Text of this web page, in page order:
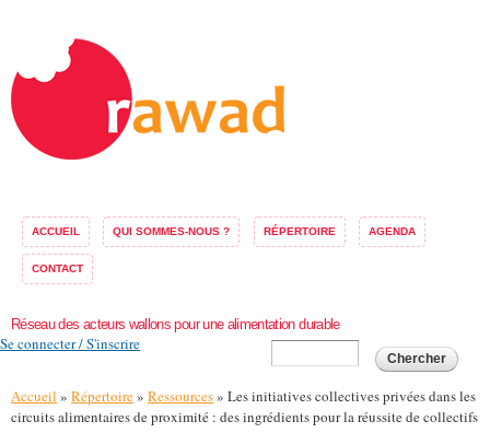
ACCUEIL QUI SOMMES-NOUS ? RÉPERTOIRE AGENDA
CONTACT
Réseau des acteurs wallons pour une alimentation durable
Formulaire de
recherche
Chercher
Se connecter / S'inscrire
Vous êtes ici
Accueil » Répertoire» Ressources» Les initiatives collectives privées dans les
circuits alimentaires de proximité : des ingrédients pour la réussite de collectifs